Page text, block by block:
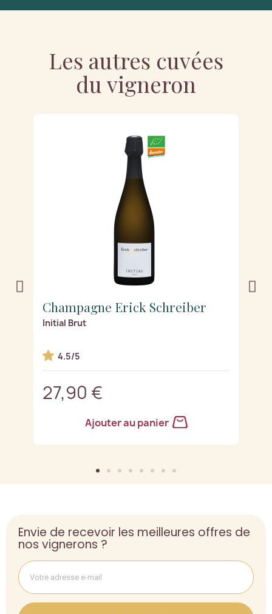
Les autres cuvées
du vigneron
Champagne Erick Schreiber
Initial Brut
4.5/5
27,90 €
Ajouter au panier
Envie de recevoir les meilleures offres de
nos vignerons ?